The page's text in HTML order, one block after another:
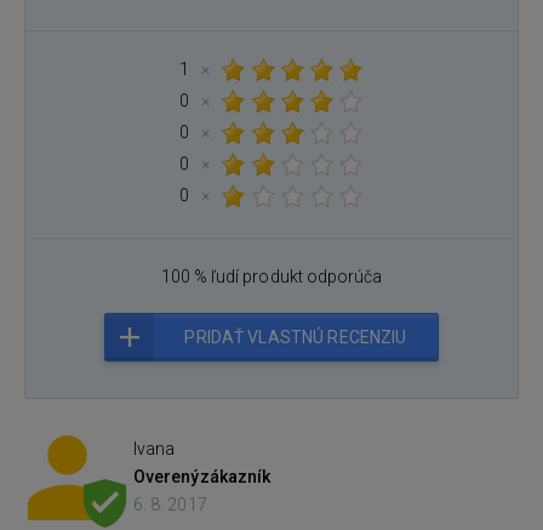
1
×
0
×
0
×
0
×
0
×
100 % ľudí produkt odporúča
PRIDAŤ VLASTNÚ RECENZIU
Ivana
Overenýzákazník
6. 8. 2017